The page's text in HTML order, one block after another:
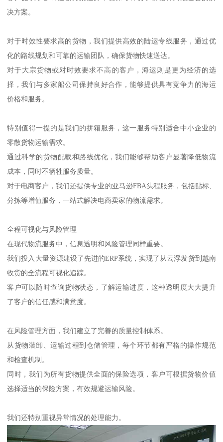
决方案。
对于时效性要求高的货物，我们提供高效的陆运专线服务，通过优
化的路线规划和可靠的运输团队，确保货物快速送达。
对于大宗货物或对时效要求不高的客户，海运则是更为经济的选
择，我们与多家船公司保持良好合作，能够提供具有竞争力的海运
价格和服务。
特别值得一提的是我们的拼箱服务，这一服务特别适合中小企业的
零散货物运输需求。
通过科学的货物配载和路线优化，我们能够帮助客户显著降低物流
成本，同时不牺牲服务质量。
对于电商客户，我们还提供专业的亚马逊FBA头程服务，包括贴标、
分拣等增值服务，一站式解决电商卖家的物流需求。
全程可视化与风险管理
在现代物流服务中，信息透明和风险管理同样重要。
我们投入大量资源建设了先进的ERP系统，实现了从云浮发货到越南
收货的全流程可视化追踪。
客户可以随时查询货物状态，了解运输进度，这种透明度大大提升
了客户的信任感和满意度。
在风险管理方面，我们建立了完善的质量控制体系。
从货物装卸、运输过程到仓储管理，每个环节都有严格的操作规范
和检查机制。
同时，我们为所有货物提供全面的保险选项，客户可根据货物价值
选择适当的保险方案，有效规避运输风险。
我们还特别重视异常情况的处理能力。